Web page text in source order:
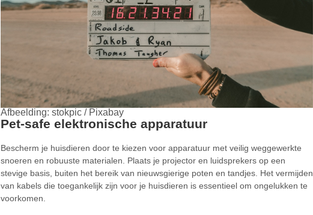
Afbeelding: stokpic / Pixabay
Pet-safe elektronische apparatuur
Bescherm je huisdieren door te kiezen voor apparatuur met veilig weggewerkte
snoeren en robuuste materialen. Plaats je projector en luidsprekers op een
stevige basis, buiten het bereik van nieuwsgierige poten en tandjes. Het vermijden
van kabels die toegankelijk zijn voor je huisdieren is essentieel om ongelukken te
voorkomen.